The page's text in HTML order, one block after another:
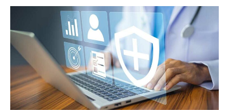
Recursos
Quiénes somos
Contacte con nosotros